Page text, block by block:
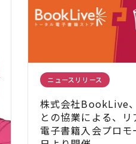
ニュースリリース
株式会社BookLive
との協業による、
電子書籍入会プロモ